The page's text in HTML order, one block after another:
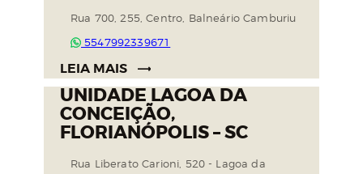
Rua 700, 255, Centro, Balneário Camburiu
5547992339671
LEIA MAIS
UNIDADE LAGOA DA
CONCEIÇÃO,
FLORIANÓPOLIS – SC
Rua Liberato Carioni, 520 - Lagoa da